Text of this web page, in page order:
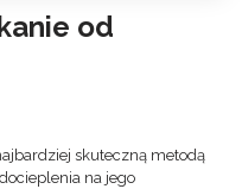
od
skuteczną metodą
na jego